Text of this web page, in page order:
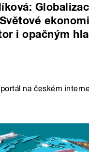
i opačným
na českém